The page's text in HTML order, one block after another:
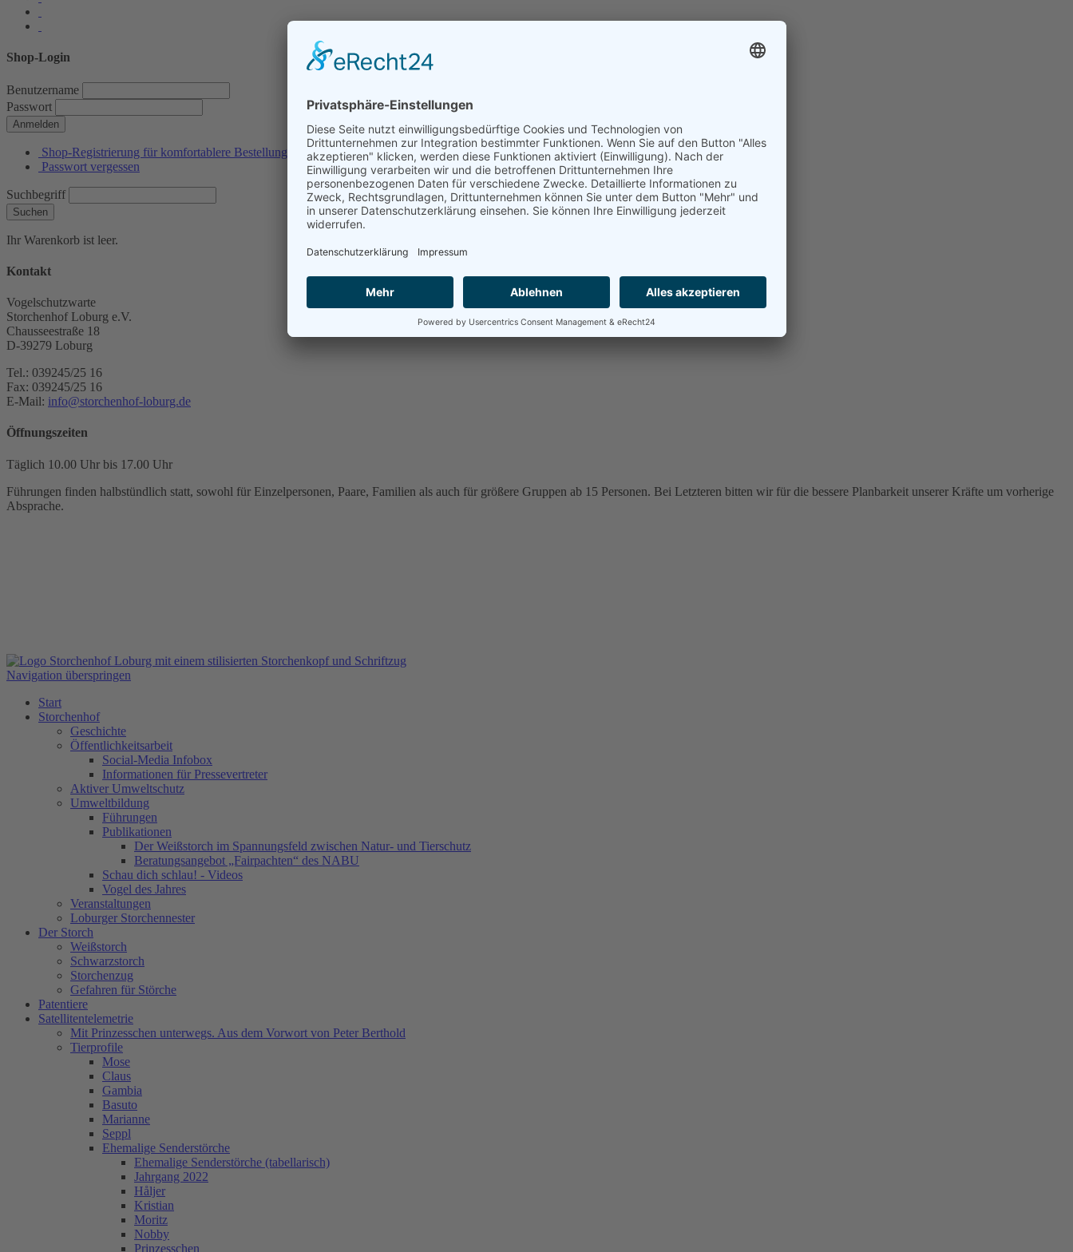
Shop-Login
Benutzername
Passwort
Anmelden
Shop-Registrierung für komfortablere Bestellungen
Passwort vergessen
Suchbegriff
Suchen
Ihr Warenkorb ist leer.
Kontakt
Vogelschutzwarte
Storchenhof Loburg e.V.
Chausseestraße 18
D-39279 Loburg
Tel.: 039245/25 16
Fax: 039245/25 16
E-Mail: info@storchenhof-loburg.de
Öffnungszeiten
Täglich 10.00 Uhr bis 17.00 Uhr
Führungen finden halbstündlich statt, sowohl für Einzelpersonen, Paare, Familien als auch für größere Gruppen ab 15 Personen. Bei Letzteren bitten wir für die bessere Planbarkeit unserer Kräfte um vorherige
Absprache.
Navigation überspringen
Start
Storchenhof
Geschichte
Öffentlichkeitsarbeit
Social-Media Infobox
Informationen für Pressevertreter
Aktiver Umweltschutz
Umweltbildung
Führungen
Publikationen
Der Weißstorch im Spannungsfeld zwischen Natur- und Tierschutz
Beratungsangebot „Fairpachten“ des NABU
Schau dich schlau! - Videos
Vogel des Jahres
Veranstaltungen
Loburger Storchennester
Der Storch
Weißstorch
Schwarzstorch
Storchenzug
Gefahren für Störche
Patentiere
Satellitentelemetrie
Mit Prinzesschen unterwegs. Aus dem Vorwort von Peter Berthold
Tierprofile
Mose
Claus
Gambia
Basuto
Marianne
Seppl
Ehemalige Senderstörche
Ehemalige Senderstörche (tabellarisch)
Jahrgang 2022
Håljer
Kristian
Moritz
Nobby
Prinzesschen